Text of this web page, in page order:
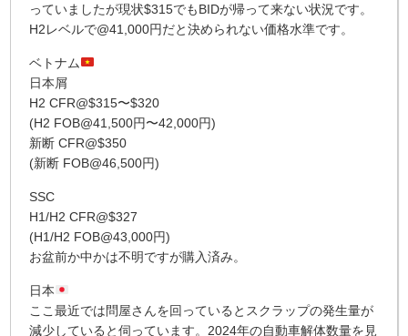
っていましたが現状$315でもBIDが帰って来ない状況です。
H2レベルで@41,000円だと決められない価格水準です。
ベトナム
日本屑
H2 CFR@$315〜$320
(H2 FOB@41,500円〜42,000円)
新断 CFR@$350
(新断 FOB@46,500円)
SSC
H1/H2 CFR@$327
(H1/H2 FOB@43,000円)
お盆前か中かは不明ですが購入済み。
日本
ここ最近では問屋さんを回っているとスクラップの発生量が
減少していると伺っています。2024年の自動車解体数量を見